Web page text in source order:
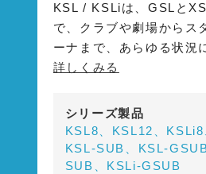
KSL / KSLiは、GSLと
で、クラブや劇場からス
ーナまで、あらゆる状況
詳しくみる
シリーズ製品
KSL8、KSL12、KSLi8
KSL-SUB、KSL-
SUB、KSLi-GSUB